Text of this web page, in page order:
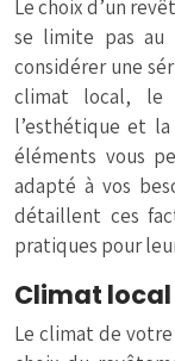
Le choix d’un
se limite pas au
considérer une
climat local, le
l’esthétique et
éléments vous
adapté à vos
détaillent ces
pratiques pour
Climat local
Le climat de